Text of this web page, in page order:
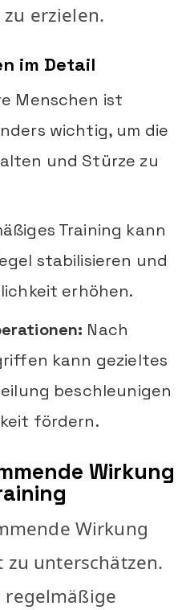
erzielen.
im Detail
Menschen ist
wichtig, um die
und Stürze zu
Training kann
stabilisieren und
erhöhen.
Nach
kann gezieltes
beschleunigen
fördern.
Wirkung
Wirkung
unterschätzen.
regelmäßige